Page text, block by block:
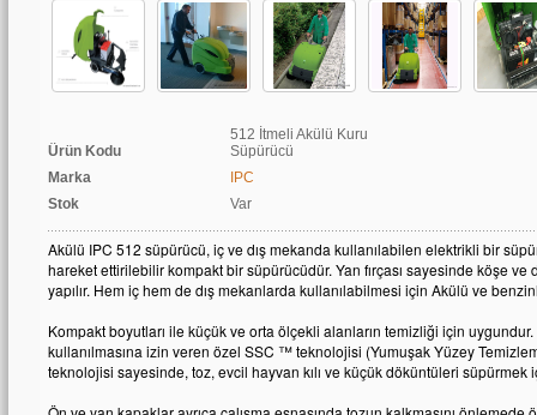
Ürün Kodu
512 İtmeli Akülü Kuru
Süpürücü
Marka
IPC
Stok
Var
Akülü IPC 512 süpürücü, iç ve dış mekanda kullanılabilen elektrikli bir
hareket ettirilebilir kompakt bir süpürücüdür. Yan fırçası sayesinde köşe
yapılır. Hem iç hem de dış mekanlarda kullanılabilmesi için Akülü ve
Kompakt boyutları ile küçük ve orta ölçekli alanların temizliği için
kullanılmasına izin veren özel SSC ™ teknolojisi (Yumuşak Yüzey
teknolojisi sayesinde, toz, evcil hayvan kılı ve küçük döküntüleri